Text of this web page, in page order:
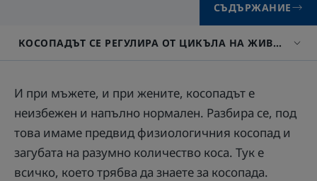
СЪДЪРЖАНИЕ
КОСОПАДЪТ СЕ РЕГУЛИРА ОТ ЦИКЪЛА НА ЖИВОТ НА
И при мъжете, и при жените, косопадът е
неизбежен и напълно нормален. Разбира се, под
това имаме предвид физиологичния косопад и
загубата на разумно количество коса. Тук е
всичко, което трябва да знаете за косопада.